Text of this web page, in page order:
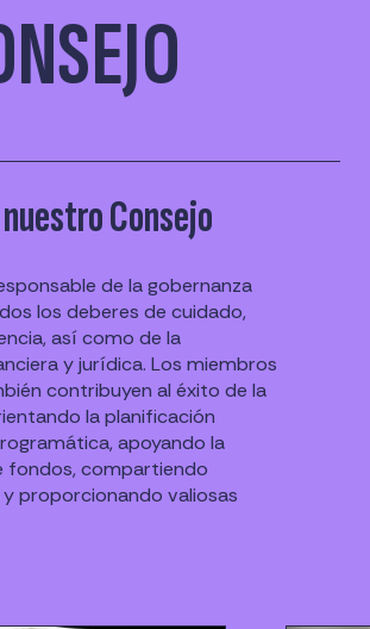
Consejo
de la gobernanza
los deberes de cuidado,
así como de la
y jurídica. Los miembros
contribuyen al éxito de la
la planificación
apoyando la
fondos, compartiendo
proporcionando valiosas